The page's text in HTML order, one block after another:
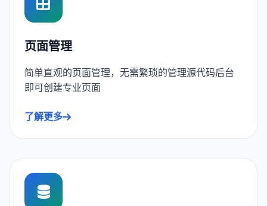
页面管理
简单直观的页面管理，无需繁琐的管理源代码后台
即可创建专业页面
了解更多